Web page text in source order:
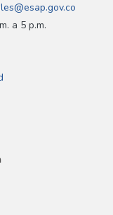
a 5 p.m.